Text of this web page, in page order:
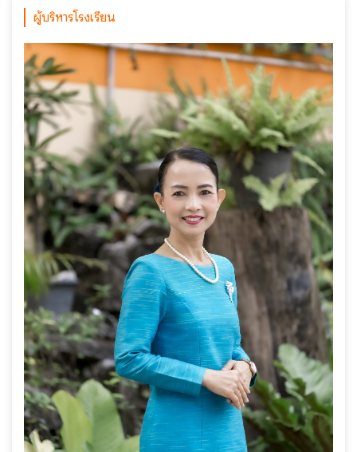
ผู้บริหารโรงเรียน